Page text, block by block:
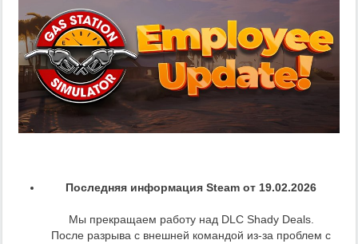
Последняя информация Steam от 19.02.2026
Мы прекращаем работу над DLC Shady Deals.
После разрыва с внешней командой из‑за проблем с